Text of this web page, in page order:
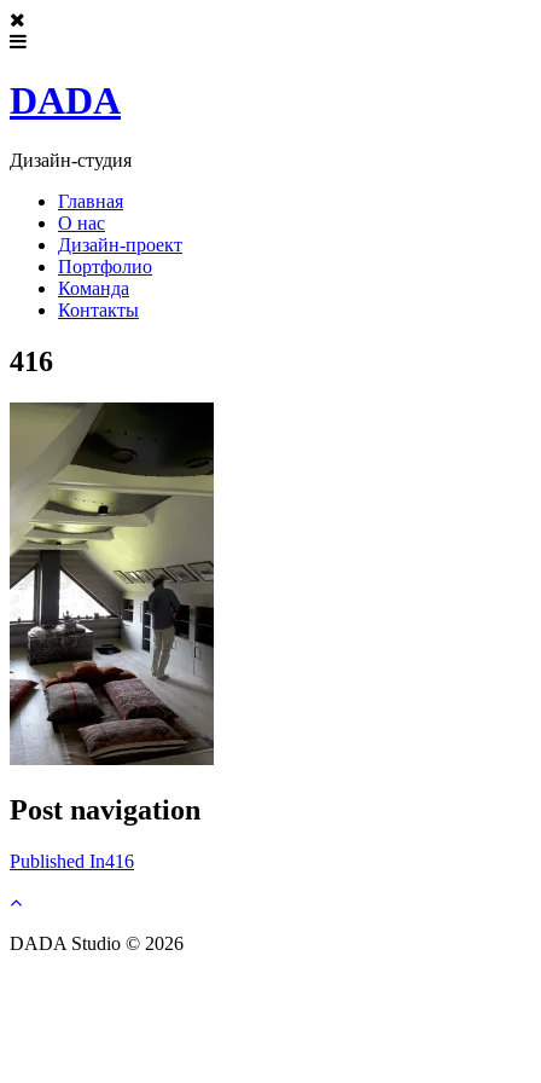
DADA
Дизайн-студия
Главная
О нас
Дизайн-проект
Портфолио
Команда
Контакты
416
Post navigation
Published In416
DADA Studio © 2026